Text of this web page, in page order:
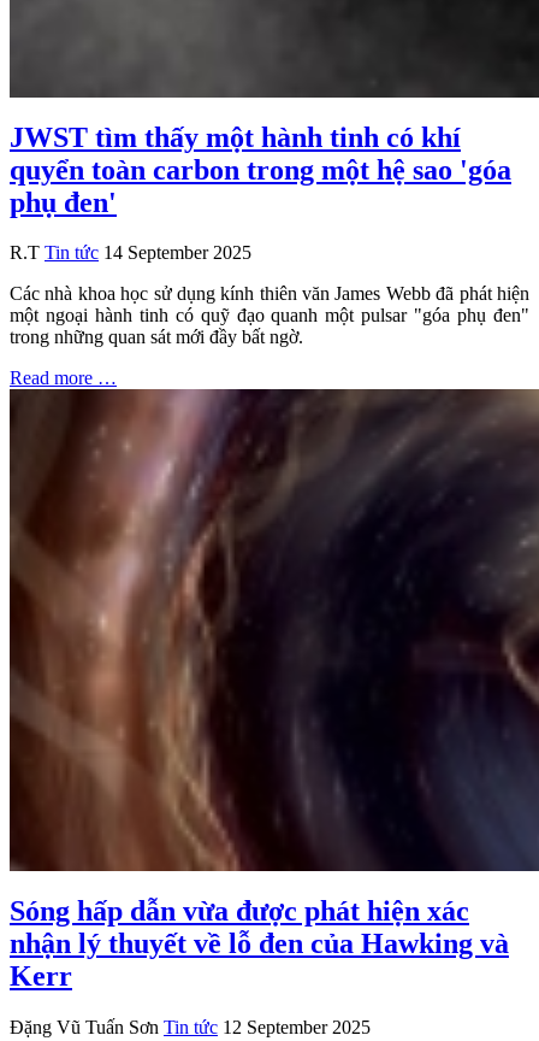
JWST tìm thấy một hành tinh có khí
quyển toàn carbon trong một hệ sao 'góa
phụ đen'
R.T Tin tức 14 September 2025
Các nhà khoa học sử dụng kính thiên văn James Webb đã phát hiện
một ngoại hành tinh có quỹ đạo quanh một pulsar "góa phụ đen"
trong những quan sát mới đầy bất ngờ.
Read more …
Sóng hấp dẫn vừa được phát hiện xác
nhận lý thuyết về lỗ đen của Hawking và
Kerr
Đặng Vũ Tuấn Sơn Tin tức 12 September 2025